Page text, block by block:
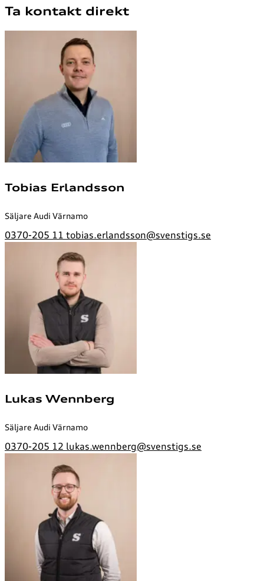
Ta kontakt direkt
Tobias Erlandsson
Säljare Audi Värnamo
0370-205 11 tobias.erlandsson@svenstigs.se
Lukas Wennberg
Säljare Audi Värnamo
0370-205 12 lukas.wennberg@svenstigs.se